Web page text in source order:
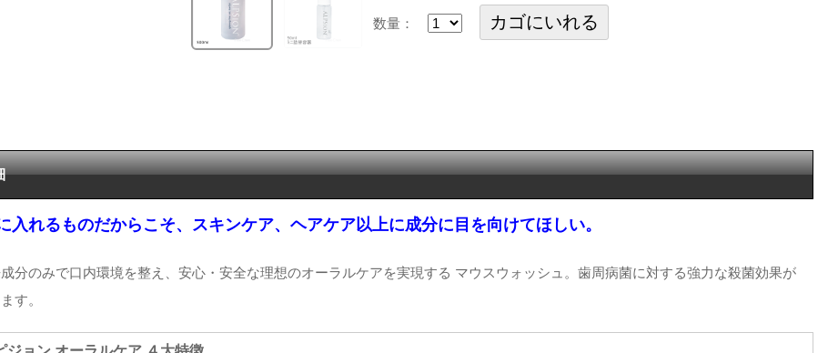
数量：
入れるものだからこそ、スキンケア、ヘアケア以上に成分に目を向けてほしい。
分のみで口内環境を整え、安心・安全な理想のオーラルケアを実現する マウスウォッシュ。歯周病菌に対する強力な殺菌効果が
す。